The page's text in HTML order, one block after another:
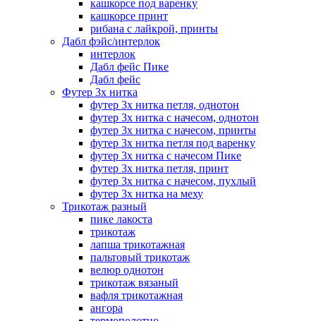
кашкорсе под варенку
кашкорсе принт
рибана с лайкрой, принты
Дабл фэйс/интерлок
интерлок
Дабл фейс Пике
Дабл фейс
Футер 3х нитка
футер 3х нитка петля, однотон
футер 3х нитка с начесом, однотон
футер 3х нитка с начесом, принты
футер 3х нитка петля под варенку
футер 3х нитка с начесом Пике
футер 3х нитка петля, принт
футер 3х нитка с начесом, пухлый
футер 3х нитка на меху
Трикотаж разный
пике лакоста
трикотаж
лапша трикотажная
пальтовый трикотаж
велюр однотон
трикотаж вязаный
вафля трикотажная
ангора